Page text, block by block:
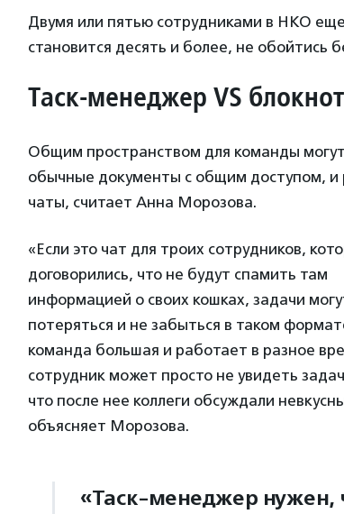
Двумя или пятью сотрудниками в НКО
становится десять и более, не обойтись
Таск-менеджер VS блокнот
Общим пространством для команды
обычные документы с общим доступом, и
чаты, считает Анна Морозова.
«Если это чат для троих сотрудников,
договорились, что не будут спамить там
информацией о своих кошках, задачи
потеряться и не забыться в таком
команда большая и работает в разное
сотрудник может просто не увидеть
что после нее коллеги обсуждали
объясняет Морозова.
«Таск-менеджер